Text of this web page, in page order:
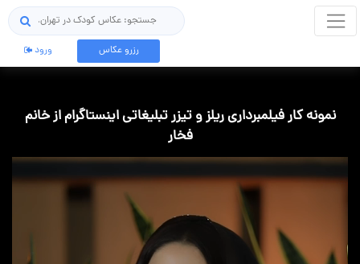
جستجو
رزرو عکاس ورود
نمونه کار فیلمبرداری ریلز و تیزر تبلیغاتی اینستاگرام از خانم
فخار